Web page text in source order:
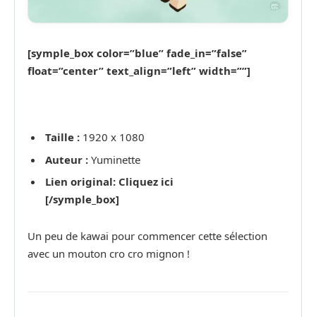
[symple_box color=”blue” fade_in=”false”
float=”center” text_align=”left” width=””]
Taille : 1920 x 1080
Auteur : Yuminette
Lien original: Cliquez ici
[/symple_box]
Un peu de kawai pour commencer cette sélection
avec un mouton cro cro mignon !